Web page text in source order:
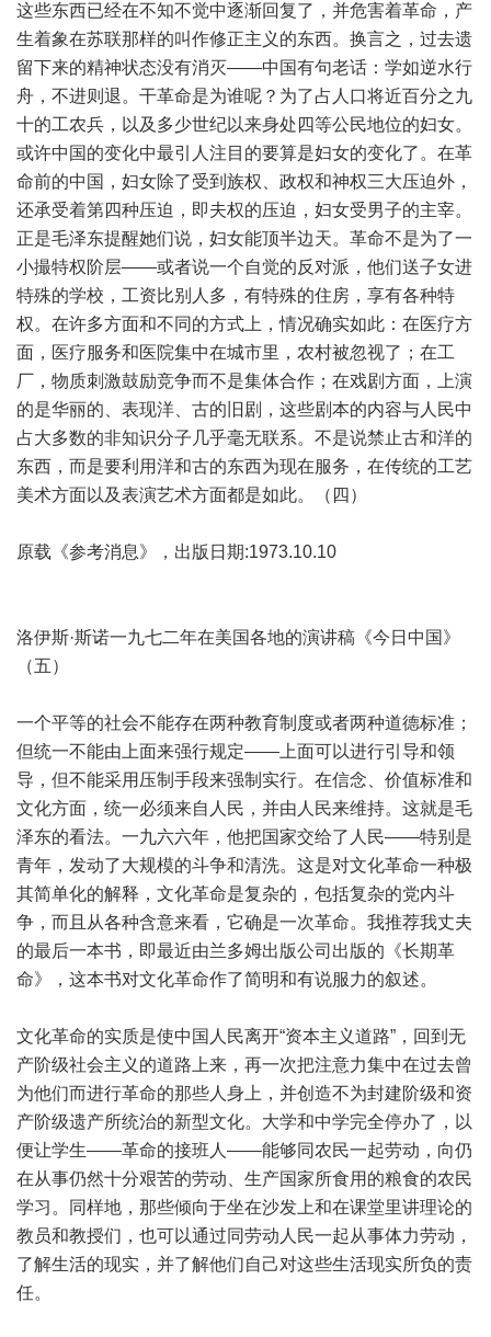
这些东西已经在不知不觉中逐渐回复了，并危害着革命，产
生着象在苏联那样的叫作修正主义的东西。换言之，过去遗
留下来的精神状态没有消灭——中国有句老话：学如逆水行
舟，不进则退。干革命是为谁呢？为了占人口将近百分之九
十的工农兵，以及多少世纪以来身处四等公民地位的妇女。
或许中国的变化中最引人注目的要算是妇女的变化了。在革
命前的中国，妇女除了受到族权、政权和神权三大压迫外，
还承受着第四种压迫，即夫权的压迫，妇女受男子的主宰。
正是毛泽东提醒她们说，妇女能顶半边天。革命不是为了一
小撮特权阶层——或者说一个自觉的反对派，他们送子女进
特殊的学校，工资比别人多，有特殊的住房，享有各种特
权。在许多方面和不同的方式上，情况确实如此：在医疗方
面，医疗服务和医院集中在城市里，农村被忽视了；在工
厂，物质刺激鼓励竞争而不是集体合作；在戏剧方面，上演
的是华丽的、表现洋、古的旧剧，这些剧本的内容与人民中
占大多数的非知识分子几乎毫无联系。不是说禁止古和洋的
东西，而是要利用洋和古的东西为现在服务，在传统的工艺
美术方面以及表演艺术方面都是如此。（四）
原载《参考消息》，出版日期:1973.10.10
洛伊斯·斯诺一九七二年在美国各地的演讲稿《今日中国》
（五）
一个平等的社会不能存在两种教育制度或者两种道德标准；
但统一不能由上面来强行规定——上面可以进行引导和领
导，但不能采用压制手段来强制实行。在信念、价值标准和
文化方面，统一必须来自人民，并由人民来维持。这就是毛
泽东的看法。一九六六年，他把国家交给了人民——特别是
青年，发动了大规模的斗争和清洗。这是对文化革命一种极
其简单化的解释，文化革命是复杂的，包括复杂的党内斗
争，而且从各种含意来看，它确是一次革命。我推荐我丈夫
的最后一本书，即最近由兰多姆出版公司出版的《长期革
命》，这本书对文化革命作了简明和有说服力的叙述。
文化革命的实质是使中国人民离开“资本主义道路”，回到无
产阶级社会主义的道路上来，再一次把注意力集中在过去曾
为他们而进行革命的那些人身上，并创造不为封建阶级和资
产阶级遗产所统治的新型文化。大学和中学完全停办了，以
便让学生——革命的接班人——能够同农民一起劳动，向仍
在从事仍然十分艰苦的劳动、生产国家所食用的粮食的农民
学习。同样地，那些倾向于坐在沙发上和在课堂里讲理论的
教员和教授们，也可以通过同劳动人民一起从事体力劳动，
了解生活的现实，并了解他们自己对这些生活现实所负的责
任。